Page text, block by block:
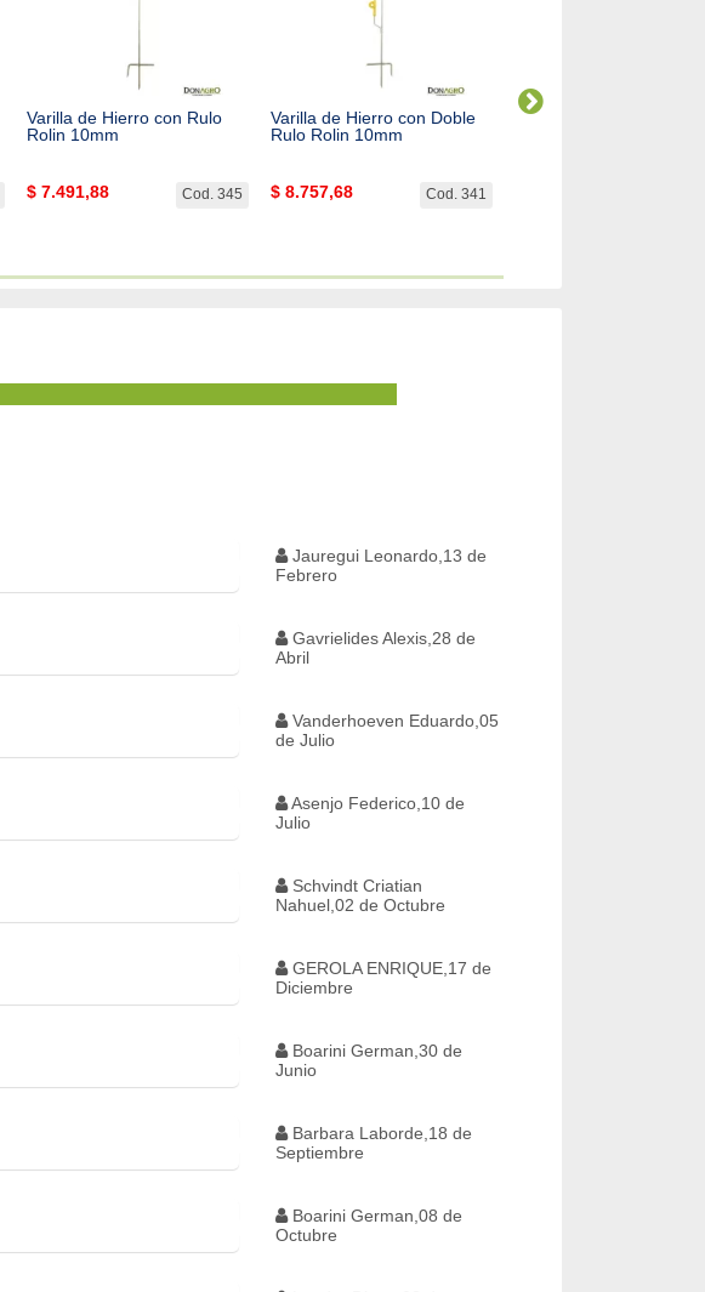
Varilla de Hierro con Rulo
Rolin 10mm
Cod. 345
$ 7.491,88
Varilla de Hierro con Doble
Rulo Rolin 10mm
Cod. 341
$ 8.757,68
Varilla Plastica
Jauregui Leonardo,13 de
Febrero
Gavrielides Alexis,28 de
Abril
Vanderhoeven Eduardo,05
de Julio
Asenjo Federico,10 de
Julio
Schvindt Criatian
Nahuel,02 de Octubre
GEROLA ENRIQUE,17 de
Diciembre
Boarini German,30 de
Junio
Barbara Laborde,18 de
Septiembre
Boarini German,08 de
Octubre